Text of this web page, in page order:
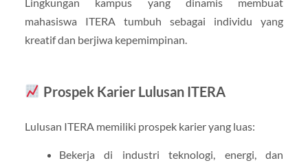
mahasiswa ITERA tumbuh sebagai individu yang
kreatif dan berjiwa kepemimpinan.
Prospek Karier Lulusan ITERA
Lulusan ITERA memiliki prospek karier yang luas:
Bekerja di industri teknologi, energi, dan